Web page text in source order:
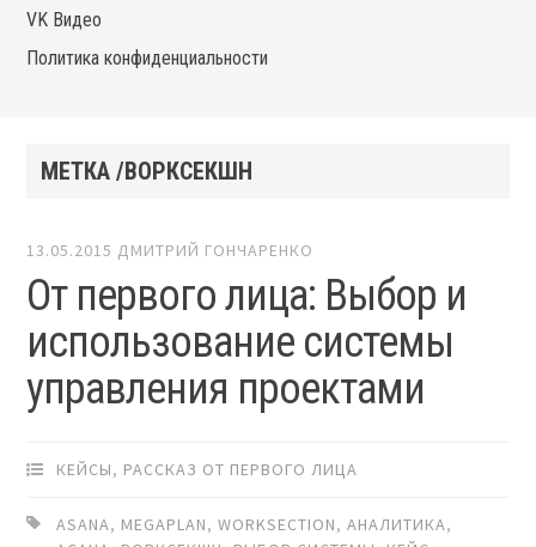
VK Видео
Политика конфиденциальности
МЕТКА /ВОРКСЕКШН
13.05.2015 ДМИТРИЙ ГОНЧАРЕНКО
От первого лица: Выбор и
использование системы
управления проектами
КЕЙСЫ, РАССКАЗ ОТ ПЕРВОГО ЛИЦА
ASANA, MEGAPLAN,WORKSECTION,АНАЛИТИКА,